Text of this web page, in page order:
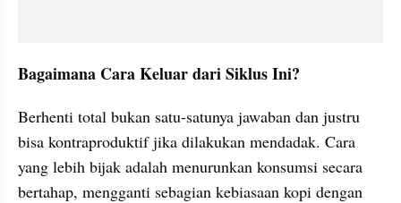
Bagaimana Cara Keluar dari Siklus Ini?
Berhenti total bukan satu-satunya jawaban dan justru
bisa kontraproduktif jika dilakukan mendadak. Cara
yang lebih bijak adalah menurunkan konsumsi secara
bertahap, mengganti sebagian kebiasaan kopi dengan